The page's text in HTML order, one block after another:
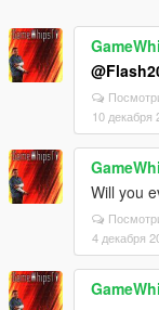
10 декабря
Will you
4 декабря